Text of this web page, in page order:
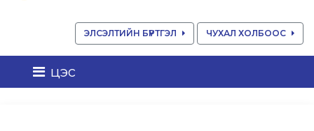
ЭЛСЭЛТИЙН БҮРТГЭЛ ЧУХАЛ ХОЛБООС
цэс